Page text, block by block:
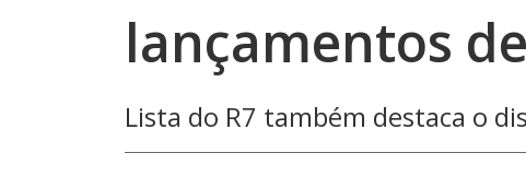
lançamentos
Lista do R7 também destaca o